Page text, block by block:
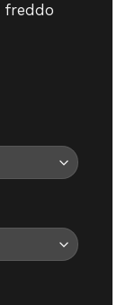
freddo
- Salewa